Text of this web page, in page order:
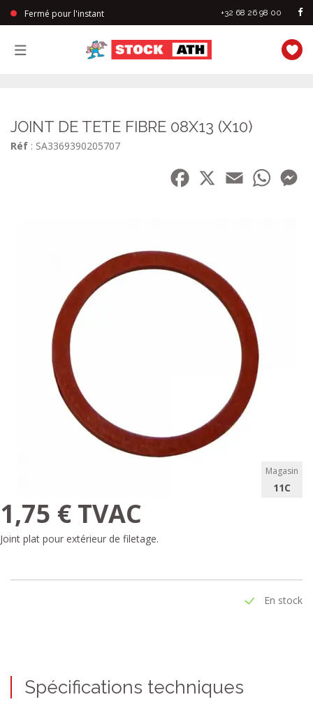
Fermé pour l'instant +32 68 26 98 00
JOINT DE TETE FIBRE 08X13 (X10)
Réf : SA3369390205707
Facebook
Email
Magasin
11C
1,75 € TVAC
Joint plat pour extérieur de filetage.
En stock
Spécifications techniques